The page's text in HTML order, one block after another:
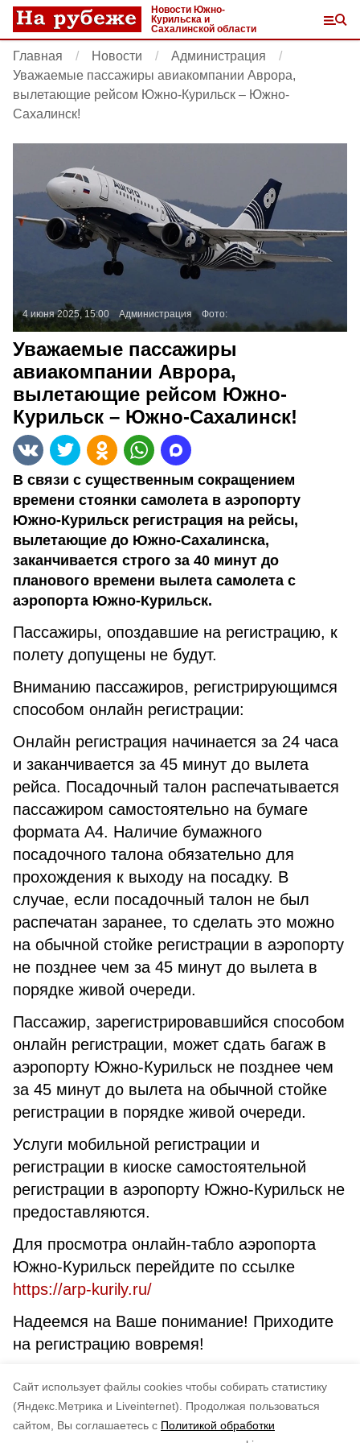
Cайт использует файлы cookies чтобы собирать статистику
(Яндекс.Метрика и Liveinternet).
Продолжая пользоваться
сайтом, Вы соглашаетесь с Политикой обработки
Новости Южно-
Курильска и
Сахалинской области
Главная Новости
Администрация
Уважаемые пассажиры авиакомпании Аврора,
вылетающие рейсом Южно-Курильск – Южно-
Сахалинск!
4 июня 2025, 15:00 Администрация Фото:
Уважаемые пассажиры
авиакомпании Аврора,
вылетающие рейсом Южно-
Курильск – Южно-Сахалинск!
В связи с существенным сокращением
времени стоянки самолета в аэропорту
Южно-Курильск регистрация на рейсы,
вылетающие до Южно-Сахалинска,
заканчивается строго за 40 минут до
планового времени вылета самолета с
аэропорта Южно-Курильск.
Пассажиры, опоздавшие на регистрацию, к
полету допущены не будут.
Вниманию пассажиров, регистрирующимся
способом онлайн регистрации:
Онлайн регистрация начинается за 24 часа
и заканчивается за 45 минут до вылета
рейса. Посадочный талон распечатывается
пассажиром самостоятельно на бумаге
формата А4. Наличие бумажного
посадочного талона обязательно для
прохождения к выходу на посадку. В
случае, если посадочный талон не был
распечатан заранее, то сделать это можно
на обычной стойке регистрации в аэропорту
не позднее чем за 45 минут до вылета в
порядке живой очереди.
Пассажир, зарегистрировавшийся способом
онлайн регистрации, может сдать багаж в
аэропорту Южно-Курильск не позднее чем
за 45 минут до вылета на обычной стойке
регистрации в порядке живой очереди.
Услуги мобильной регистрации и
регистрации в киоске самостоятельной
регистрации в аэропорту Южно-Курильск не
предоставляются.
Для просмотра онлайн-табло аэропорта
Южно-Курильск перейдите по ссылке
https://arp-kurily.ru/
Надеемся на Ваше понимание! Приходите
на регистрацию вовремя!
Курильск